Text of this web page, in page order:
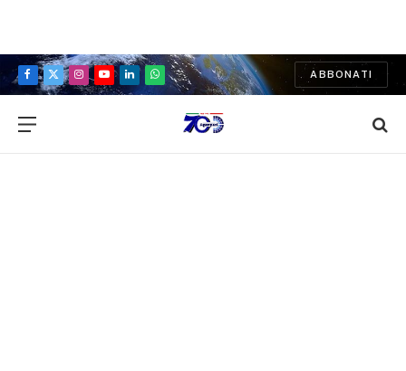
Facebook
X
Instagram
YouTubeLinkedInWhatsApp
ABBONATI